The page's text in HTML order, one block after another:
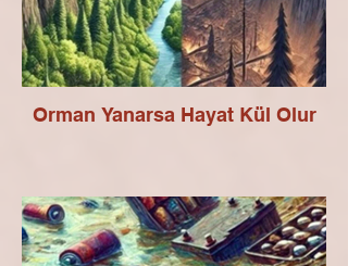
Orman Yanarsa Hayat Kül Olur